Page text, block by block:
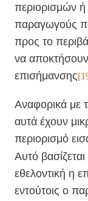
περιορισμών
παραγωγούς
προς το
να
επισήμανσης
Αναφορικά με
αυτά έχουν
περιορισμό
Αυτό βασίζεται
εθελοντική η
εντούτοις ο